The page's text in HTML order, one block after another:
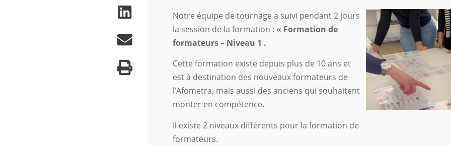
Notre équipe de tournage a suivi pendant 2 jours
la session de la formation : « Formation de
formateurs – Niveau 1 .
Cette formation existe depuis plus de 10 ans et
est à destination des nouveaux formateurs de
l’Afometra, mais aussi des anciens qui souhaitent
monter en compétence.
Il existe 2 niveaux différents pour la formation de
formateurs.